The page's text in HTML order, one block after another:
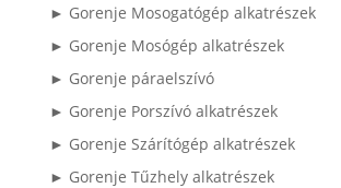
► Gorenje Mosogatógép alkatrészek
► Gorenje Mosógép alkatrészek
► Gorenje páraelszívó
► Gorenje Porszívó alkatrészek
► Gorenje Szárítógép alkatrészek
► Gorenje Tűzhely alkatrészek